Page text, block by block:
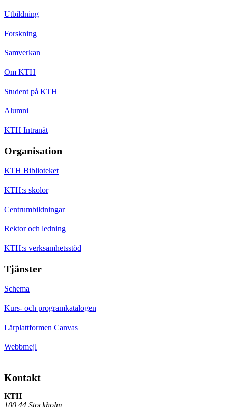
Utbildning
Forskning
Samverkan
Om KTH
Student på KTH
Alumni
KTH Intranät
Organisation
KTH Biblioteket
KTH:s skolor
Centrumbildningar
Rektor och ledning
KTH:s verksamhetsstöd
Tjänster
Schema
Kurs- och programkatalogen
Lärplattformen Canvas
Webbmejl
Kontakt
KTH
100 44 Stockholm